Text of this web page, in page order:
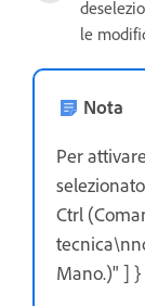
le
Nota
Per
Ctrl
Mano.)" ]